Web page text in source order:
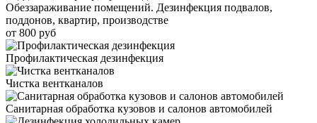
Обеззараживание помещений. Дезинфекция подвалов,
поддонов, квартир, производстве
от 800 руб
Профилактическая дезинфекция
Чистка вентканалов
Санитарная обработка кузовов и салонов автомобилей